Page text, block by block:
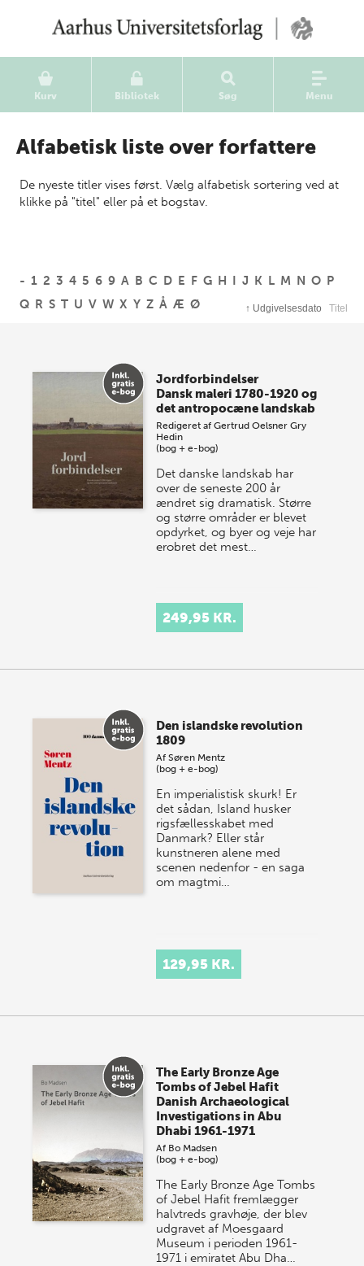
Kurv Bibliotek Søg Menu
Alfabetisk liste over forfattere
De nyeste titler vises først. Vælg alfabetisk sortering ved at
klikke på "titel" eller på et bogstav.
- 1 2 3 4 5 6 9 A B C D E F G H I J K L M N O P
Q R S T U V W X Y Z Å Æ Ø ↑ Udgivelsesdato Titel
Jordforbindelser
Dansk maleri 1780-1920 og
det antropocæne landskab
Redigeret afGertrud Oelsner Gry
Hedin
(bog + e-bog)
Det danske landskab har
over de seneste 200 år
ændret sig dramatisk. Større
og større områder er blevet
opdyrket, og byer og veje har
erobret det mest…
249,95 KR.
Den islandske revolution
1809
AfSøren Mentz
(bog + e-bog)
En imperialistisk skurk! Er
det sådan, Island husker
rigsfællesskabet med
Danmark? Eller står
kunstneren alene med
scenen nedenfor - en saga
om magtmi…
129,95 KR.
The Early Bronze Age
Tombs of Jebel Hafit
Danish Archaeological
Investigations in Abu
Dhabi 1961-1971
Af Bo Madsen
(bog + e-bog)
The Early Bronze Age Tombs
of Jebel Hafit fremlægger
halvtreds gravhøje, der blev
udgravet af Moesgaard
Museum i perioden 1961-
1971 i emiratet Abu Dha…